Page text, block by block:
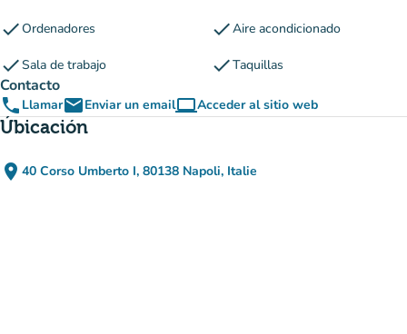
checkOrdenadores checkAire acondicionado
checkSala de trabajo checkTaquillas
Contacto
phone LlamaremailEnviar un emailcomputerAcceder al sitio web
(nueva pestaña)
Úbicación
place 40 Corso Umberto I, 80138 Napoli, Italie
(abrir en Google Maps)
(nueva pestaña)